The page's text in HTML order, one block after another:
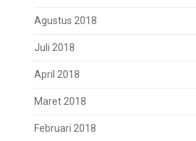
Agustus 2018
Juli 2018
April 2018
Maret 2018
Februari 2018